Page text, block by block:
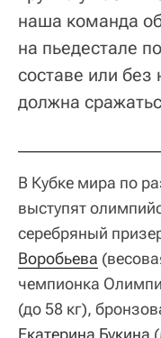
наша команда
на пьедестале
составе или без
должна
В Кубке мира по
выступят
серебряный
Воробьева
чемпионка
(до 58 кг),
Екатерина Букина